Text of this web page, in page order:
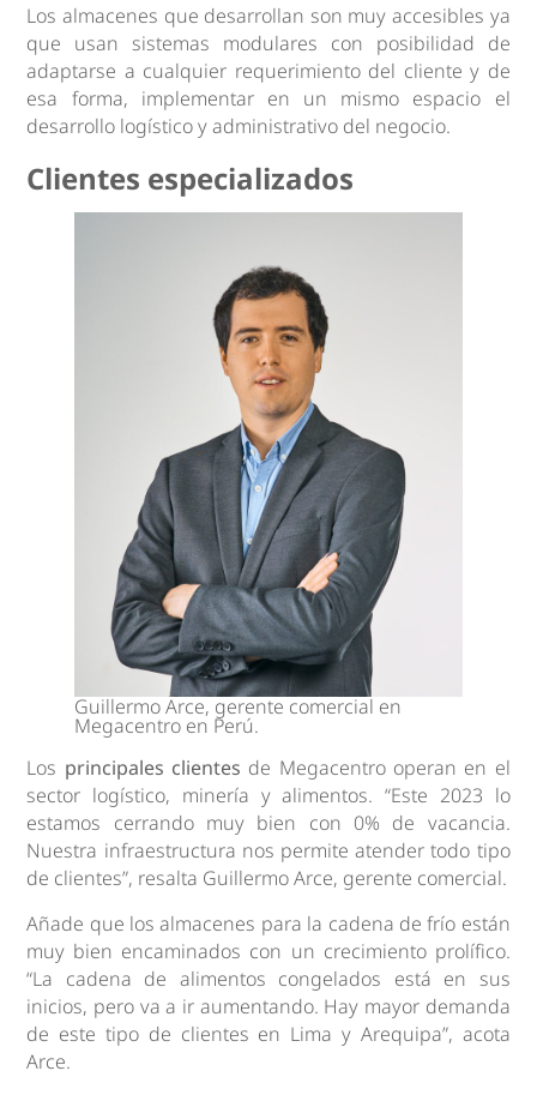
Los almacenes que desarrollan son muy accesibles ya
que usan sistemas modulares con posibilidad de
adaptarse a cualquier requerimiento del cliente y de
esa forma, implementar en un mismo espacio el
desarrollo logístico y administrativo del negocio.
Clientes especializados
Guillermo Arce, gerente comercial en
Megacentro en Perú.
Los principales clientes de Megacentro operan en el
sector logístico, minería y alimentos. “Este 2023 lo
estamos cerrando muy bien con 0% de vacancia.
Nuestra infraestructura nos permite atender todo tipo
de clientes”, resalta Guillermo Arce, gerente comercial.
Añade que los almacenes para la cadena de frío están
muy bien encaminados con un crecimiento prolífico.
“La cadena de alimentos congelados está en sus
inicios, pero va a ir aumentando. Hay mayor demanda
de este tipo de clientes en Lima y Arequipa”, acota
Arce.